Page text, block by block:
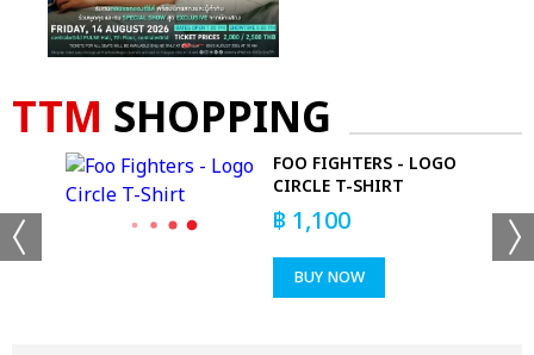
TTM SHOPPING
FOO FIGHTERS - LOGO
CIRCLE T-SHIRT
฿ 1,100
BUY NOW